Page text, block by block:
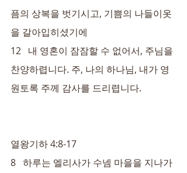
픔의 상복을 벗기시고, 기쁨의 나들이옷
을 갈아입히셨기에
12   내 영혼이 잠잠할 수 없어서, 주님을
찬양하렵니다. 주, 나의 하나님, 내가 영
원토록 주께 감사를 드리렵니다.
열왕기하 4:8-17
8   하루는 엘리사가 수넴 마을을 지나가